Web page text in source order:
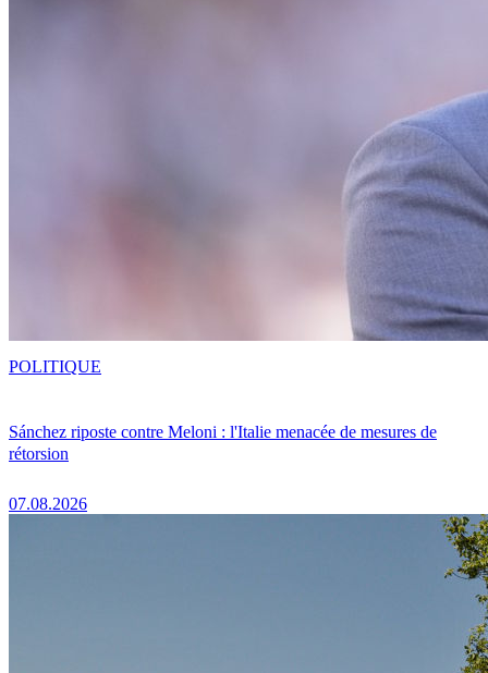
Sánchez riposte contre Meloni : l'Italie menacée de mesures de
rétorsion
07.08.2026
POLITIQUE